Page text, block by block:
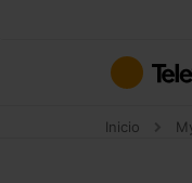
contenido
Inicio